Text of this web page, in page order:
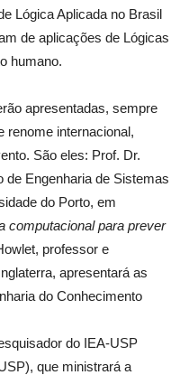
Lógica Aplicada no Brasil
de aplicações de Lógicas
humano.
apresentadas, sempre
renome internacional,
São eles: Prof. Dr.
de Engenharia de Sistemas
do Porto, em
computacional para prever
professor e
apresentará as
do Conhecimento
do IEA-USP
que ministrará a